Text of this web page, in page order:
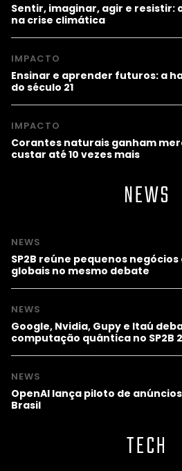
Sentir, imaginar, agir e resistir:
na crise climática
IMPACTO
Ensinar e aprender futuros: a
do século 21
IMPACTO
Corantes naturais ganham
custar até 10 vezes mais
NEWS
NEWS
SP2B reúne pequenos
globais no mesmo debate
NEWS
Google, Nvidia, Gupy e Itaú
computação quântica no SP2B
NEWS
OpenAI lança piloto de
Brasil
TECH